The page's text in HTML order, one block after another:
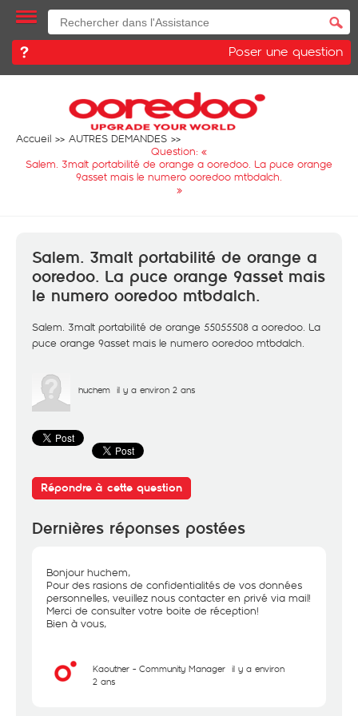
Poser une question
Accueil
AUTRES DEMANDES
Question: «
Salem. 3malt portabilité de orange a ooredoo. La puce orange
9asset mais le numero ooredoo mtbdalch.
»
Salem. 3malt portabilité de orange a
ooredoo. La puce orange 9asset mais
le numero ooredoo mtbdalch.
Salem. 3malt portabilité de orange 55055508 a ooredoo. La
puce orange 9asset mais le numero ooredoo mtbdalch.
huchem il y a environ 2 ans
Répondre à cette question
Dernières réponses postées
Bonjour huchem,
Pour des rasions de confidentialités de vos données
personnelles, veuillez nous contacter en privé via mail!
Merci de consulter votre boite de réception!
Bien à vous,
Kaouther - Community Manager il y a environ
2 ans